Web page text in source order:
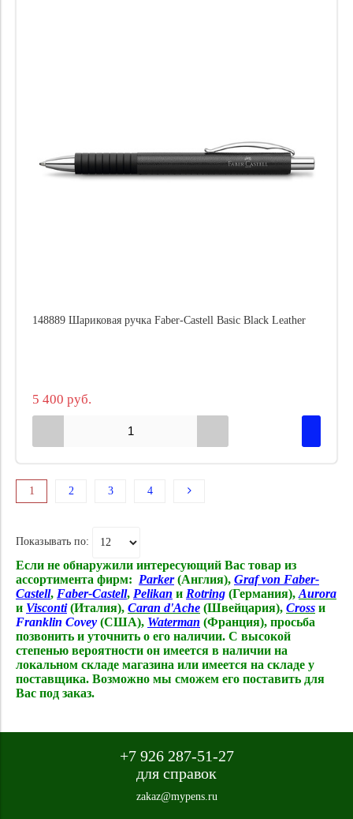
148889 Шариковая ручка Faber-Castell Basic Black Leather
5 400 руб.
1 2 3 4
Показывать по:
Если не обнаружили интересующий Вас товар из
ассортимента фирм: Parker(Англия), Graf von Faber-
Castell, Faber-Castell, Pelikan и Rotring (Германия), Aurora
и Visconti(Италия), Caran d'Ache (Швейцария), Cross и
Franklin Covey (США), Waterman (Франция), просьба
позвонить и уточнить о его наличии. С высокой
степенью вероятности он имеется в наличии на
локальном складе магазина или имеется на складе у
поставщика. Возможно мы сможем его поставить для
Вас под заказ.
+7 926 287-51-27
для справок
zakaz@mypens.ru